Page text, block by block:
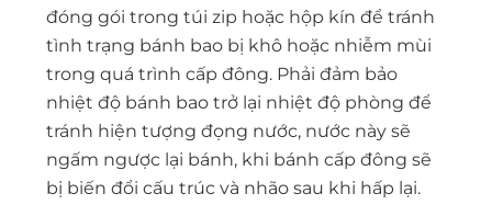
đóng gói trong túi zip hoặc hộp kín để tránh
tình trạng bánh bao bị khô hoặc nhiễm mùi
trong quá trình cấp đông. Phải đảm bảo
nhiệt độ bánh bao trở lại nhiệt độ phòng để
tránh hiện tượng đọng nước, nước này sẽ
ngấm ngược lại bánh, khi bánh cấp đông sẽ
bị biến đổi cấu trúc và nhão sau khi hấp lại.